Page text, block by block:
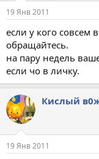
е
м
ы
а
л
19 Янв 2011
если у кого совсем
обращайтесь.
на пару недель
если чо в личку.
Кислый
19 Янв 2011